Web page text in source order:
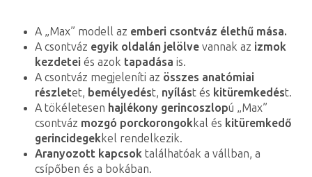
A „Max” modell az emberi csontváz élethű mása.
A csontváz egyik oldalán jelölve vannak az izmok
kezdetei és azok tapadása is.
A csontváz megjeleníti az összes anatómiai
részletet, bemélyedést, nyílást és kitüremkedést.
A tökéletesen hajlékony gerincoszlopú „Max”
csontváz mozgó porckorongokkal és kitüremkedő
gerincidegekkel rendelkezik.
Aranyozott kapcsok találhatóak a vállban, a
csípőben és a bokában.